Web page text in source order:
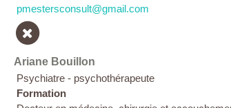
pmestersconsult@gmail.com
Ariane Bouillon
Psychiatre - psychothérapeute
Formation